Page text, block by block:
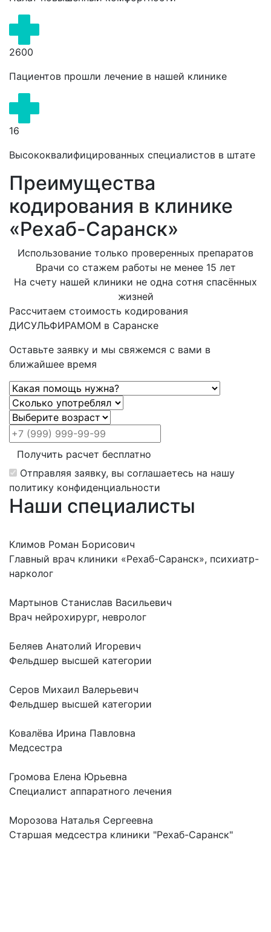
2600
Пациентов прошли лечение в нашей клинике
16
Высококвалифицированных специалистов в штате
Преимущества
кодирования в клинике
«Рехаб-Саранск»
Использование только проверенных препаратов
Врачи со стажем работы не менее 15 лет
На счету нашей клиники не одна сотня спасённых
жизней
Рассчитаем стоимость кодирования
ДИСУЛЬФИРАМОМ в Саранске
Оставьте заявку и мы свяжемся с вами в
ближайшее время
Получить расчет бесплатно
Отправляя заявку, вы соглашаетесь на нашу
политику конфиденциальности
Наши специалисты
Климов Роман Борисович
Главный врач клиники «Рехаб-Саранск», психиатр-
нарколог
Мартынов Станислав Васильевич
Врач нейрохирург, невролог
Беляев Анатолий Игоревич
Фельдшер высшей категории
Серов Михаил Валерьевич
Фельдшер высшей категории
Ковалёва Ирина Павловна
Медсестра
Громова Елена Юрьевна
Специалист аппаратного лечения
Морозова Наталья Сергеевна
Старшая медсестра клиники "Рехаб-Саранск"